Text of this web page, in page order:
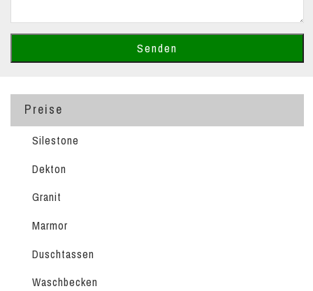
Preise
Silestone
Dekton
Granit
Marmor
Duschtassen
Waschbecken